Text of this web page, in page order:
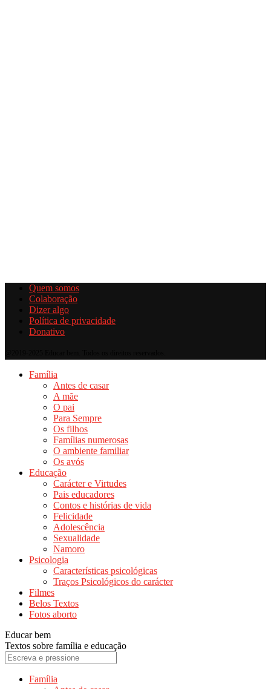
Quem somos
Colaboração
Dizer algo
Política de privacidade
Donativo
Família
Antes de casar
A mãe
O pai
Para Sempre
Os filhos
Famílias numerosas
O ambiente familiar
Os avós
Educação
Carácter e Virtudes
Pais educadores
Contos e histórias de vida
Felicidade
Adolescência
Sexualidade
Namoro
Psicologia
Características psicológicas
Traços Psicológicos do carácter
Filmes
Belos Textos
Fotos aborto
Educar bem
Textos sobre família e educação
Família